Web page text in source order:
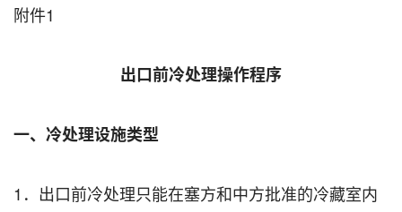
附件1
出口前冷处理操作程序
一、冷处理设施类型
1．出口前冷处理只能在塞方和中方批准的冷藏室内